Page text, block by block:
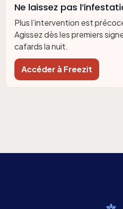
Ne laissez pas
Plus l’intervention est
Agissez dès les premiers
cafards la nuit.
Accéder à Freezit